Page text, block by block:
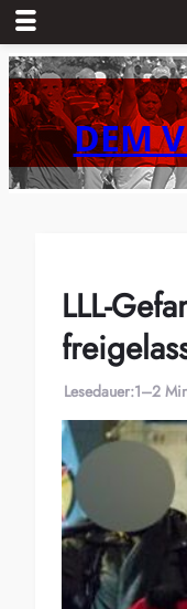
Zum
Inhalt
springenDEM
LLL-
Lesedauer:1–2